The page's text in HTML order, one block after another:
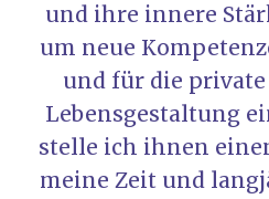
und ihre innere
um neue
und für die
Lebensgestaltung
stelle ich ihnen
meine Zeit und